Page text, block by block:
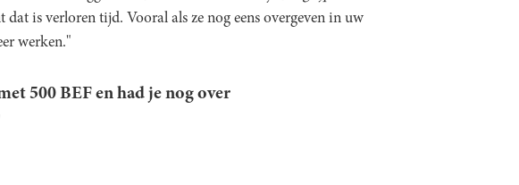
is verloren tijd. Vooral als ze nog eens overgeven in uw
werken."
500 BEF en had je nog over